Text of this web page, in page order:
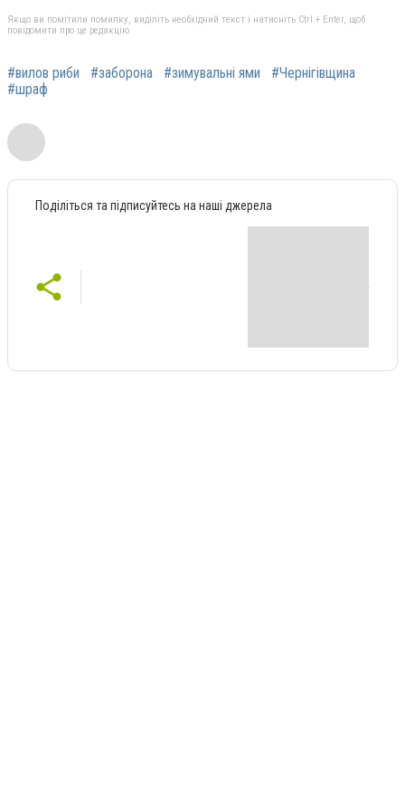
Якщо ви помітили помилку, виділіть необхідний текст і натисніть Ctrl + Enter, щоб
повідомити про це редакцію
#вилов риби #заборона #зимувальні ями
#Чернігівщина
#шраф
Поділіться та підписуйтесь на наші джерела